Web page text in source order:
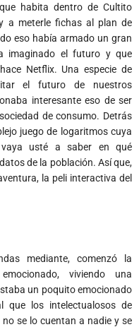
habita dentro de Cultito
a meterle fichas al plan de
eso había armado un gran
imaginado el futuro y que
Netflix. Una especie de
el futuro de nuestros
interesante eso de ser
de consumo. Detrás
juego de logaritmos cuya
vaya usté a saber en qué
de la población. Así que,
la peli interactiva del
mediante, comenzó la
viviendo una
un poquito emocionado
que los intelectualosos de
no se lo cuentan a nadie y se